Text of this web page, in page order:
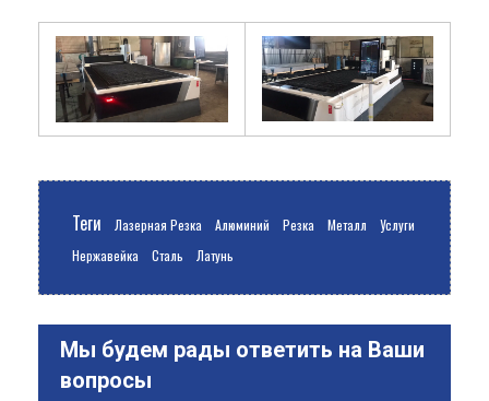
Теги Лазерная Резка Алюминий Резка Металл
Услуги
Нержавейка
Сталь Латунь
Мы будем рады ответить на Ваши
вопросы